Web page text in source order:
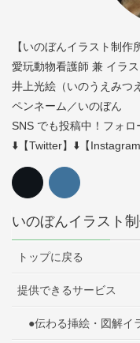
【いのぼんイラスト制作
愛玩動物看護師 兼 イラ
井上光絵（いのうえみつ
ペンネーム／いのぼん
SNS でも投稿中！フォ
⬇️【Twitter】⬇️【Instagram
いのぼんイラスト
トップに戻る
提供できるサービス
●伝わる挿絵・図解イ